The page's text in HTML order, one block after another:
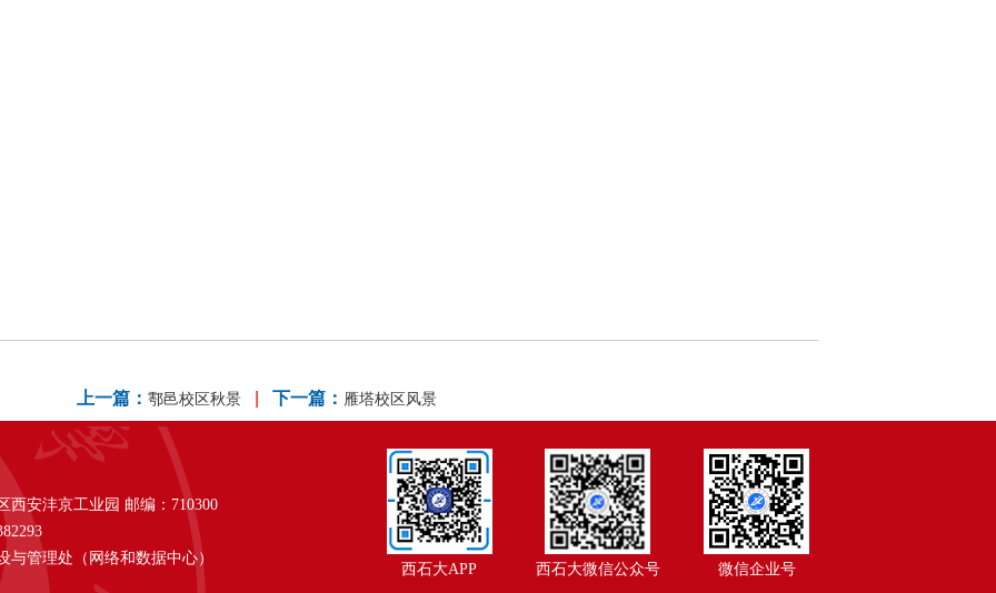
上一篇：鄠邑校区秋景 |下一篇： 雁塔校区风景
西安沣京工业园 邮编：710300
管理处（网络和数据中心）
西石大APP 西石大微信公众号 微信企业号